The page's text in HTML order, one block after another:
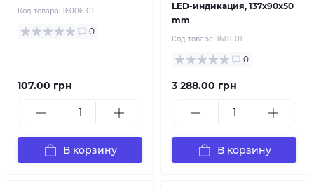
Код товара: 16006-01
0
107.00 грн
В корзину
LED-индикация, 137x90x50
mm
Код товара: 16111-01
0
3 288.00 грн
В корзину